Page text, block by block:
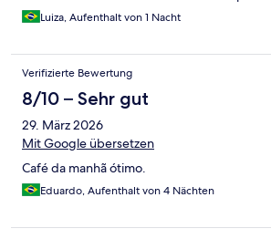
Luiza, Aufenthalt von 1 Nacht
Verifizierte Bewertung
8/10 – Sehr gut
29. März 2026
Mit Google übersetzen
Café da manhã ótimo.
Eduardo, Aufenthalt von 4 Nächten